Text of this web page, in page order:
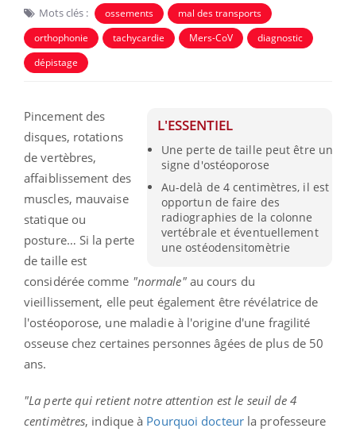
Mots clés : ossements
mal des transports
orthophonie
tachycardie Mers-CoV
diagnostic
dépistage
L'ESSENTIEL
Une perte de taille peut être un
signe d'ostéoporose
Au-delà de 4 centimètres, il est
opportun de faire des
radiographies de la colonne
vertébrale et éventuellement
une ostéodensitomètrie
Pincement des
disques, rotations
de vertèbres,
affaiblissement des
muscles, mauvaise
statique ou
posture… Si la perte
de taille est
considérée comme "normale"au cours du
vieillissement, elle peut également être révélatrice de
l'ostéoporose, une maladie à l'origine d'une fragilité
osseuse chez certaines personnes âgées de plus de 50
ans.
"La perte qui retient notre attention est le seuil de 4
centimètres, indique à Pourquoi docteurla professeure